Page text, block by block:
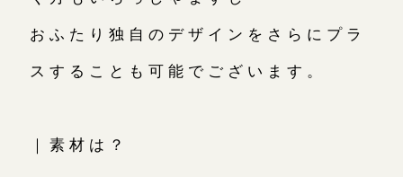
おふたり独自のデザインをさらにプラ
スすることも可能でございます。
｜素材は？